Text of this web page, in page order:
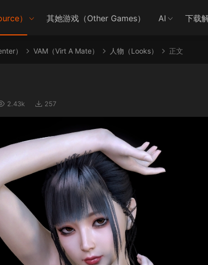
） 其她游戏（Other Games） AI 下载
） VAM（Virt A Mate） 人物（Looks） 正文
2.43k 257